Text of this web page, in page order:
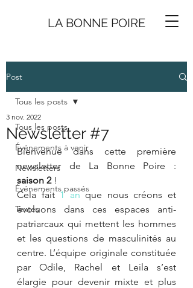
LA BONNE POIRE
Post
Tous les posts
Événements à venir
Newsletters
Événements passés
Textes
Tous les posts
Newsletter #7
3 nov. 2022
Bienvenue dans cette première
saison 2 !
Cela fait 1 an que nous créons et
évoluons dans ces espaces anti-
patriarcaux qui mettent les hommes
et les questions de masculinités au
centre. L’équipe originale constituée
par Odile, Rachel et Leila s’est
élargie pour devenir mixte et plus